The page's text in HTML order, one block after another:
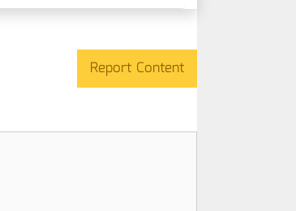
Report Content